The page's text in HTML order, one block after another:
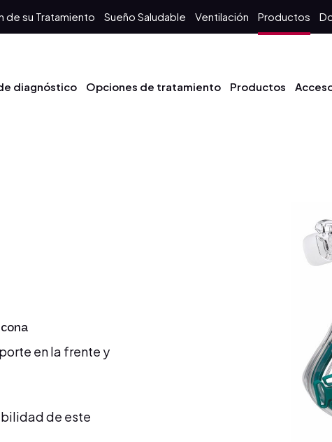
de su Tratamiento Sueño Saludable Ventilación Productos
diagnóstico Opciones de tratamiento Productos
en la frente y
de este